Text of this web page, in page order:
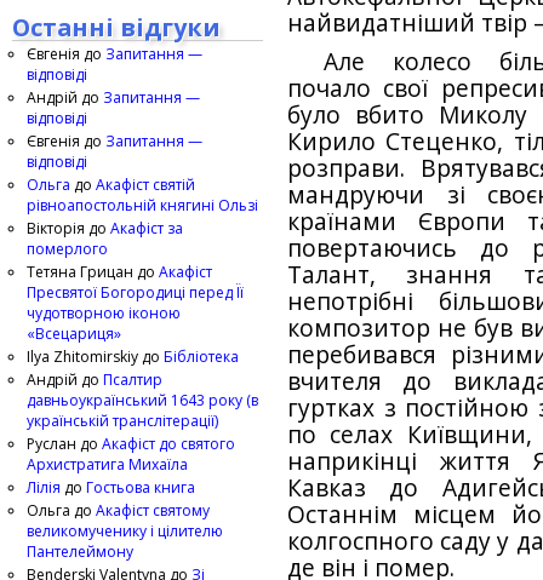
найвидатніший твір
Але колесо
почало свої
було вбито Миколу
Кирило Стеценко,
розправи.
мандруючи зі
країнами Європи
повертаючись до
Талант, знання
непотрібні
композитор не був
переби­вався
вчителя до
гуртках з
по селах Київщини,
наприкінці
Кавказ до
Останнім місцем
колгоспного саду у
де він і помер.
Останні відгуки
Євгенія до Запитання —
відповіді
Андрій до Запитання —
відповіді
Євгенія до Запитання —
відповіді
Ольга до Акафіст святій
рівноапостольній княгині Ользі
Вікторія до Акафіст за
померлого
Тетяна Грицан до Акафіст
Пресвятої Богородиці перед Її
чудотворною іконою
«Всецариця»
Ilya Zhitomirskiy до Бібліотека
Андрій до Псалтир
давньоукраїнський 1643 року (в
українській транслітерації)
Руслан до Акафіст до святого
Архистратига Михаїла
Лілія до Гостьова книга
Ольга до Акафіст святому
великомученику і цілителю
Пантелеймону
Benderski Valentyna до Зі